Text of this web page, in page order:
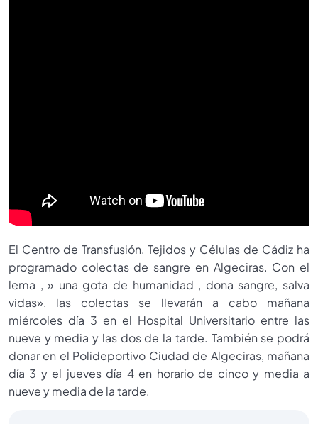
El Centro de Transfusión, Tejidos y Células de Cádiz ha
programado colectas de sangre en Algeciras. Con el
lema , » una gota de humanidad , dona sangre, salva
vidas», las colectas se llevarán a cabo mañana
miércoles día 3 en el Hospital Universitario entre las
nueve y media y las dos de la tarde. También se podrá
donar en el Polideportivo Ciudad de Algeciras, mañana
día 3 y el jueves día 4 en horario de cinco y media a
nueve y media de la tarde.